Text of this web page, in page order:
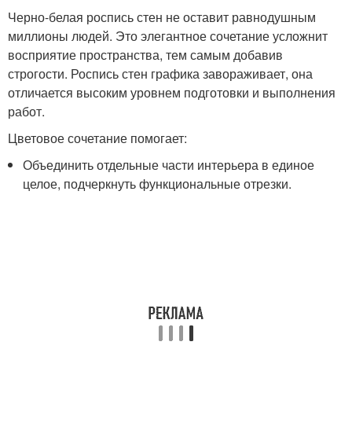
Черно-белая роспись стен не оставит равнодушным
миллионы людей. Это элегантное сочетание усложнит
восприятие пространства, тем самым добавив
строгости. Роспись стен графика завораживает, она
отличается высоким уровнем подготовки и выполнения
работ.
Цветовое сочетание помогает:
Объединить отдельные части интерьера в единое
целое, подчеркнуть функциональные отрезки.